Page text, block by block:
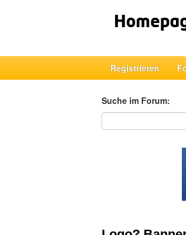
Registrieren
Suche im Forum:
Suche im Forum